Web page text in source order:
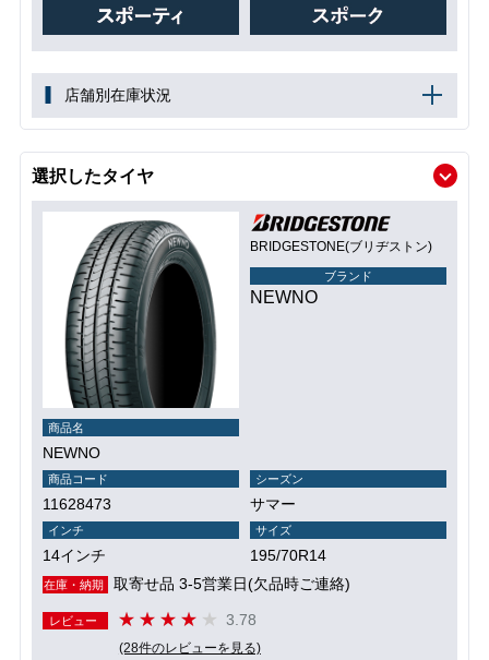
店舗別在庫状況
選択したタイヤ
BRIDGESTONE(ブリヂストン)
ブランド
NEWNO
商品名
NEWNO
商品コード
11628473
シーズン
サマー
インチ
14インチ
サイズ
195/70R14
在庫・納期 取寄せ品 3-5営業日(欠品時ご連絡)
レビュー 3.78
(28件のレビューを見る)